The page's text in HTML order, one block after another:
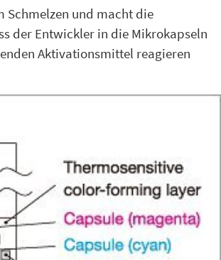
Schmelzen und macht die
der Entwickler in die Mikrokapseln
Aktivationsmittel reagieren